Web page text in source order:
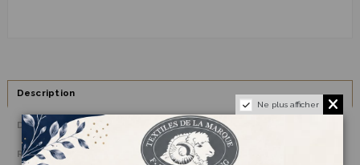
Description
Détails du produit
Reviews(0)
Ne plus afficher